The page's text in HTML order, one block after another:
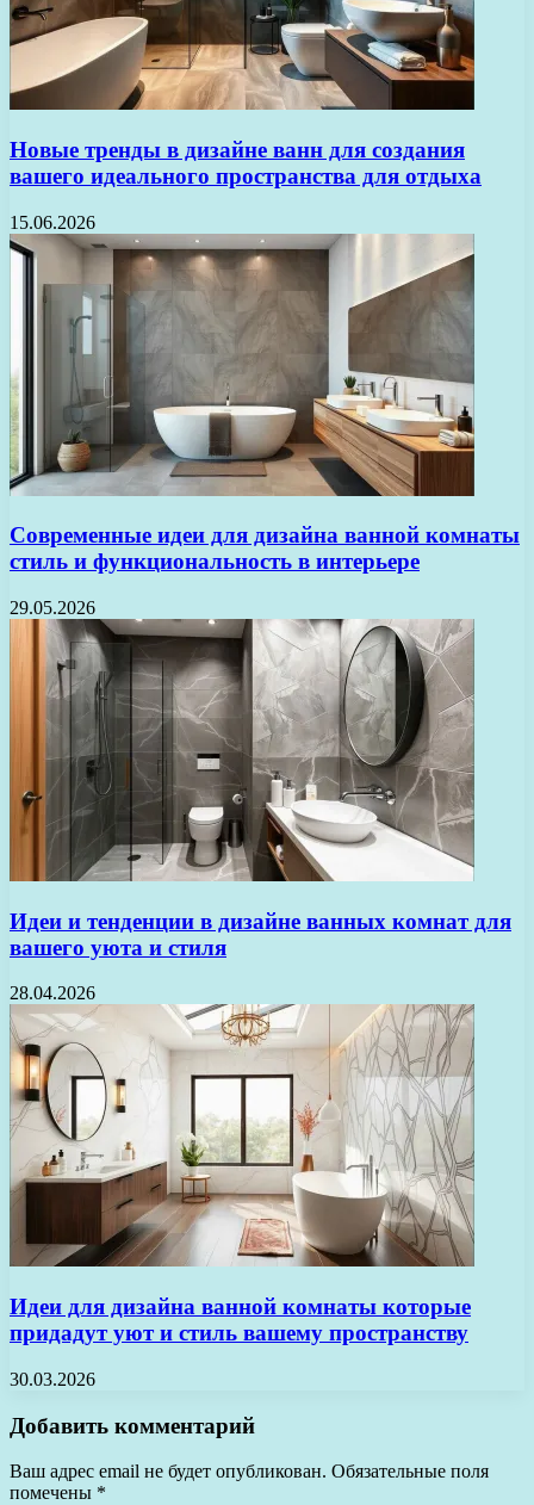
Новые тренды в дизайне ванн для создания
вашего идеального пространства для отдыха
15.06.2026
Современные идеи для дизайна ванной комнаты
стиль и функциональность в интерьере
29.05.2026
Идеи и тенденции в дизайне ванных комнат для
вашего уюта и стиля
28.04.2026
Идеи для дизайна ванной комнаты которые
придадут уют и стиль вашему пространству
30.03.2026
Добавить комментарий
Ваш адрес email не будет опубликован. Обязательные поля
помечены *